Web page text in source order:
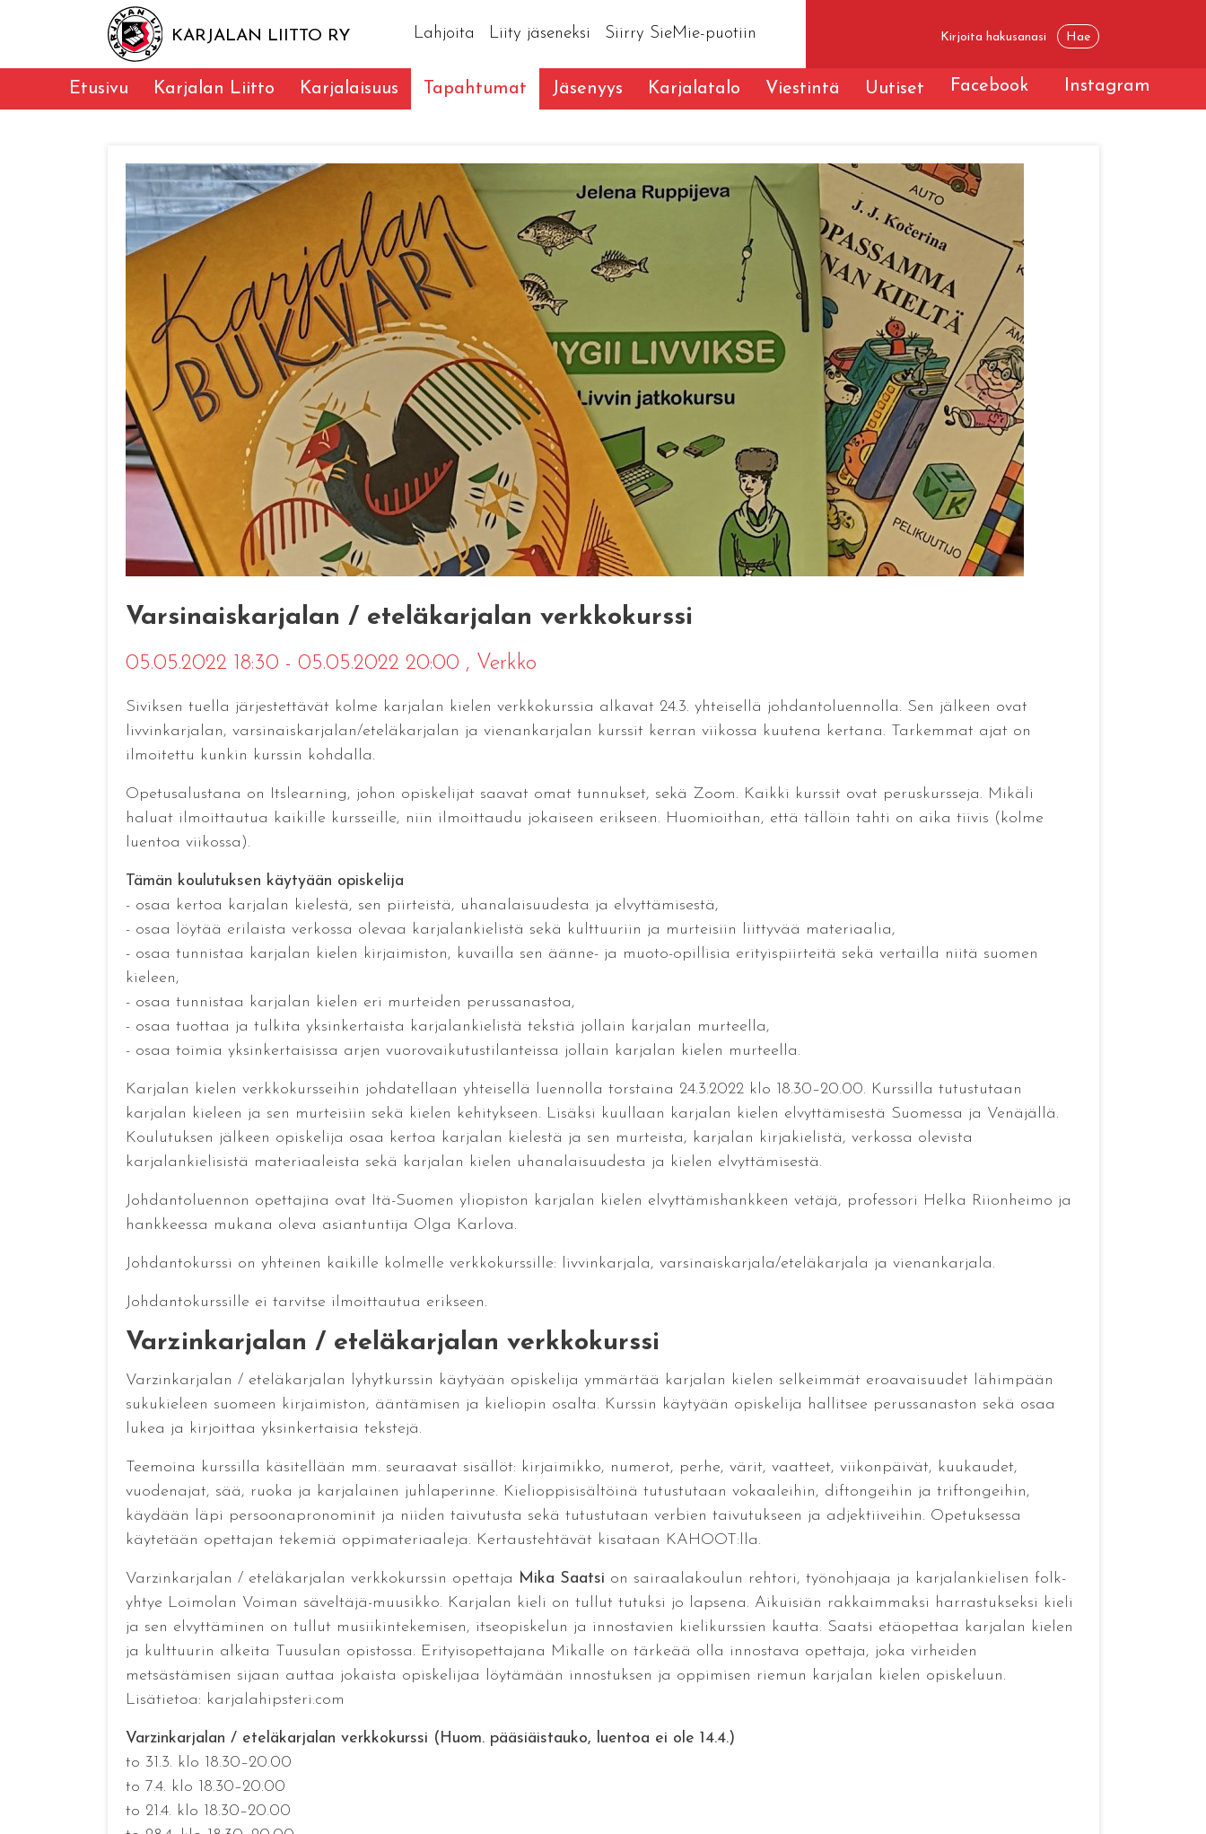
KARJALAN LIITTO RY Lahjoita Liity jäseneksi Siirry SieMie-puotiin
Etusivu Karjalan Liitto Karjalaisuus Tapahtumat Jäsenyys Karjalatalo Viestintä Uutiset Facebook Instagram
Varsinaiskarjalan / eteläkarjalan verkkokurssi
05.05.2022 18:30 - 05.05.2022 20:00 , Verkko
Siviksen tuella järjestettävät kolme karjalan kielen verkkokurssia alkavat 24.3. yhteisellä johdantoluennolla. Sen jälkeen ovat
livvinkarjalan, varsinaiskarjalan/eteläkarjalan ja vienankarjalan kurssit kerran viikossa kuutena kertana. Tarkemmat ajat on
ilmoitettu kunkin kurssin kohdalla.
Opetusalustana on Itslearning, johon opiskelijat saavat omat tunnukset, sekä Zoom. Kaikki kurssit ovat peruskursseja. Mikäli
haluat ilmoittautua kaikille kursseille, niin ilmoittaudu jokaiseen erikseen. Huomioithan, että tällöin tahti on aika tiivis (kolme
luentoa viikossa).
Tämän koulutuksen käytyään opiskelija
- osaa kertoa karjalan kielestä, sen piirteistä, uhanalaisuudesta ja elvyttämisestä,
- osaa löytää erilaista verkossa olevaa karjalankielistä sekä kulttuuriin ja murteisiin liittyvää materiaalia,
- osaa tunnistaa karjalan kielen kirjaimiston, kuvailla sen äänne- ja muoto-opillisia erityispiirteitä sekä vertailla niitä suomen
kieleen,
- osaa tunnistaa karjalan kielen eri murteiden perussanastoa,
- osaa tuottaa ja tulkita yksinkertaista karjalankielistä tekstiä jollain karjalan murteella,
- osaa toimia yksinkertaisissa arjen vuorovaikutustilanteissa jollain karjalan kielen murteella.
Karjalan kielen verkkokursseihin johdatellaan yhteisellä luennolla torstaina 24.3.2022 klo 18.30–20.00. Kurssilla tutustutaan
karjalan kieleen ja sen murteisiin sekä kielen kehitykseen. Lisäksi kuullaan karjalan kielen elvyttämisestä Suomessa ja Venäjällä.
Koulutuksen jälkeen opiskelija osaa kertoa karjalan kielestä ja sen murteista, karjalan kirjakielistä, verkossa olevista
karjalankielisistä materiaaleista sekä karjalan kielen uhanalaisuudesta ja kielen elvyttämisestä.
Johdantoluennon opettajina ovat Itä-Suomen yliopiston karjalan kielen elvyttämishankkeen vetäjä, professori Helka Riionheimo ja
hankkeessa mukana oleva asiantuntija Olga Karlova.
Johdantokurssi on yhteinen kaikille kolmelle verkkokurssille: livvinkarjala, varsinaiskarjala/eteläkarjala ja vienankarjala.
Johdantokurssille ei tarvitse ilmoittautua erikseen.
Varzinkarjalan / eteläkarjalan verkkokurssi
Varzinkarjalan / eteläkarjalan lyhytkurssin käytyään opiskelija ymmärtää karjalan kielen selkeimmät eroavaisuudet lähimpään
sukukieleen suomeen kirjaimiston, ääntämisen ja kieliopin osalta. Kurssin käytyään opiskelija hallitsee perussanaston sekä osaa
lukea ja kirjoittaa yksinkertaisia tekstejä.
Teemoina kurssilla käsitellään mm. seuraavat sisällöt: kirjaimikko, numerot, perhe, värit, vaatteet, viikonpäivät, kuukaudet,
vuodenajat, sää, ruoka ja karjalainen juhlaperinne. Kielioppisisältöinä tutustutaan vokaaleihin, diftongeihin ja triftongeihin,
käydään läpi persoonapronominit ja niiden taivutusta sekä tutustutaan verbien taivutukseen ja adjektiiveihin. Opetuksessa
käytetään opettajan tekemiä oppimateriaaleja. Kertaustehtävät kisataan KAHOOT:lla.
Varzinkarjalan / eteläkarjalan verkkokurssin opettaja Mika Saatsi on sairaalakoulun rehtori, työnohjaaja ja karjalankielisen folk-
yhtye Loimolan Voiman säveltäjä-muusikko. Karjalan kieli on tullut tutuksi jo lapsena. Aikuisiän rakkaimmaksi harrastukseksi kieli
ja sen elvyttäminen on tullut musiikintekemisen, itseopiskelun ja innostavien kielikurssien kautta. Saatsi etäopettaa karjalan kielen
ja kulttuurin alkeita Tuusulan opistossa. Erityisopettajana Mikalle on tärkeää olla innostava opettaja, joka virheiden
metsästämisen sijaan auttaa jokaista opiskelijaa löytämään innostuksen ja oppimisen riemun karjalan kielen opiskeluun.
Lisätietoa: karjalahipsteri.com
Varzinkarjalan / eteläkarjalan verkkokurssi (Huom. pääsiäistauko, luentoa ei ole 14.4.)
to 31.3. klo 18.30–20.00
to 7.4. klo 18.30–20.00
to 21.4. klo 18.30–20.00